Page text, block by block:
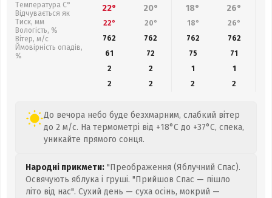
Температура С°
Відчувається як
Тиск, мм
Вологість, %
Вітер, м/с
Ймовірність опадів,
%
22° 20° 18° 26°
22° 20° 18° 26°
762
762 762 762
61
72 75 71
2
2 1
1
2
2 2 2
До вечора небо буде безхмарним, слабкий вітер
до 2 м/с. На термометрі від +18°C до +37°C, спека,
уникайте прямого сонця.
Народні прикмети: "Преображення (Яблучний Спас).
Освячують яблука і груші. "Прийшов Спас — пішло
літо від нас". Сухий день — суха осінь, мокрий —